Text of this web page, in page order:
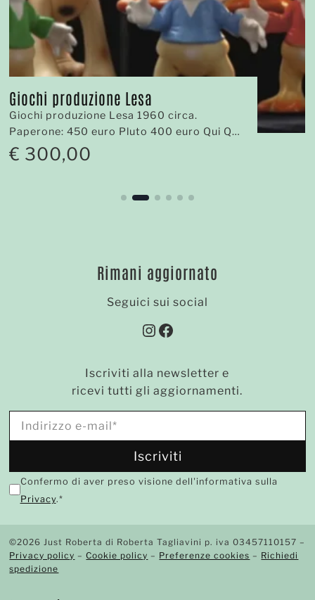
Giochi produzione Lesa
Giochi produzione Lesa 1960 circa.
Paperone: 450 euro Pluto 400 euro Qui Quo
Qua 300 euro cad.
€ 300,00
Rimani aggiornato
Seguici sui social
Instagram
Facebook
Iscriviti alla newsletter e
ricevi tutti gli aggiornamenti.
Confermo di aver preso visione dell'informativa sulla
Privacy.*
©2026 Just Roberta di Roberta Tagliavini p. iva 03457110157 –
Privacy policy –Cookie policy – Preferenze cookies – Richiedi
spedizione